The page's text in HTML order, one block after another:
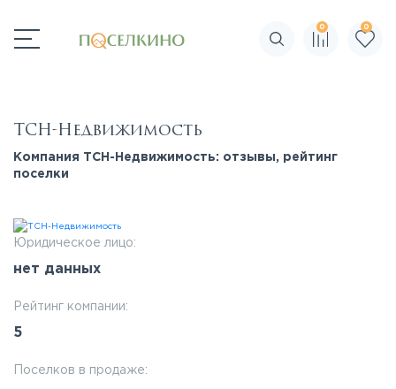
Поиск по сайту
0 0
ТСН-Недвижимость
Компания ТСН-Недвижимость: отзывы, рейтинг
поселки
Юридическое лицо:
нет данных
Рейтинг компании:
5
Поселков в продаже: